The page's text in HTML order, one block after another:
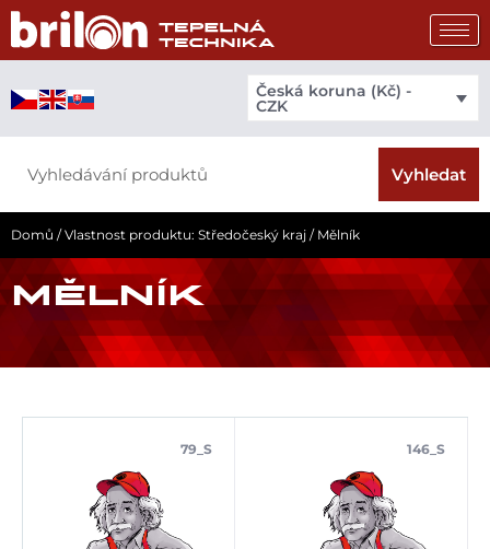
Přeskočit
obsah
Česká koruna (Kč) -
CZK
Vyhledat
Domů / Vlastnost produktu: Středočeský kraj / Mělník
MĚLNÍK
79_S 146_S